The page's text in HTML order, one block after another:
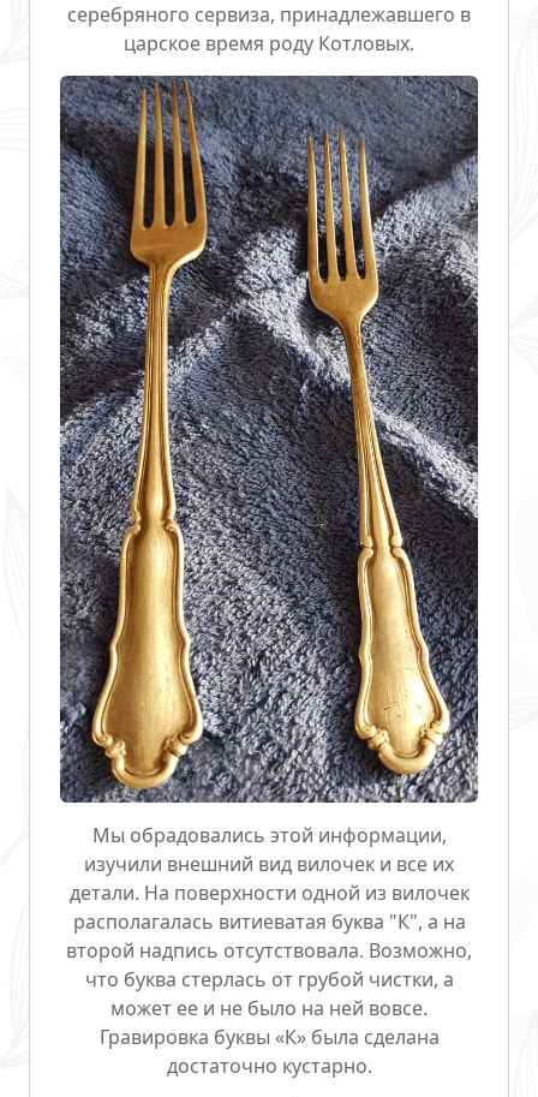
серебряного сервиза, принадлежавшего в
царское время роду Котловых.
Мы обрадовались этой информации,
изучили внешний вид вилочек и все их
детали. На поверхности одной из вилочек
располагалась витиеватая буква "К", а на
второй надпись отсутствовала. Возможно,
что буква стерлась от грубой чистки, а
может ее и не было на ней вовсе.
Гравировка буквы «К» была сделана
достаточно кустарно.